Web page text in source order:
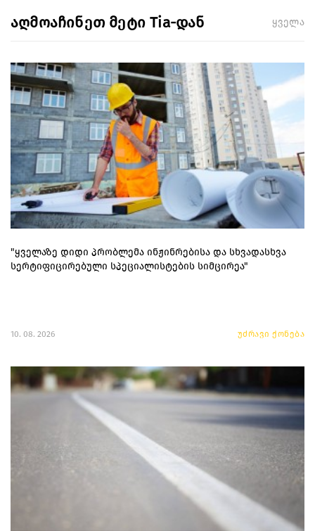
აღმოაჩინეთ მეტი Tia-დან ყველა
"ყველაზე დიდი პრობლემა ინჟინრებისა და სხვადასხვა
სერტიფიცირებული სპეციალისტების სიმცირეა"
10. 08. 2026 უძრავი ქონება